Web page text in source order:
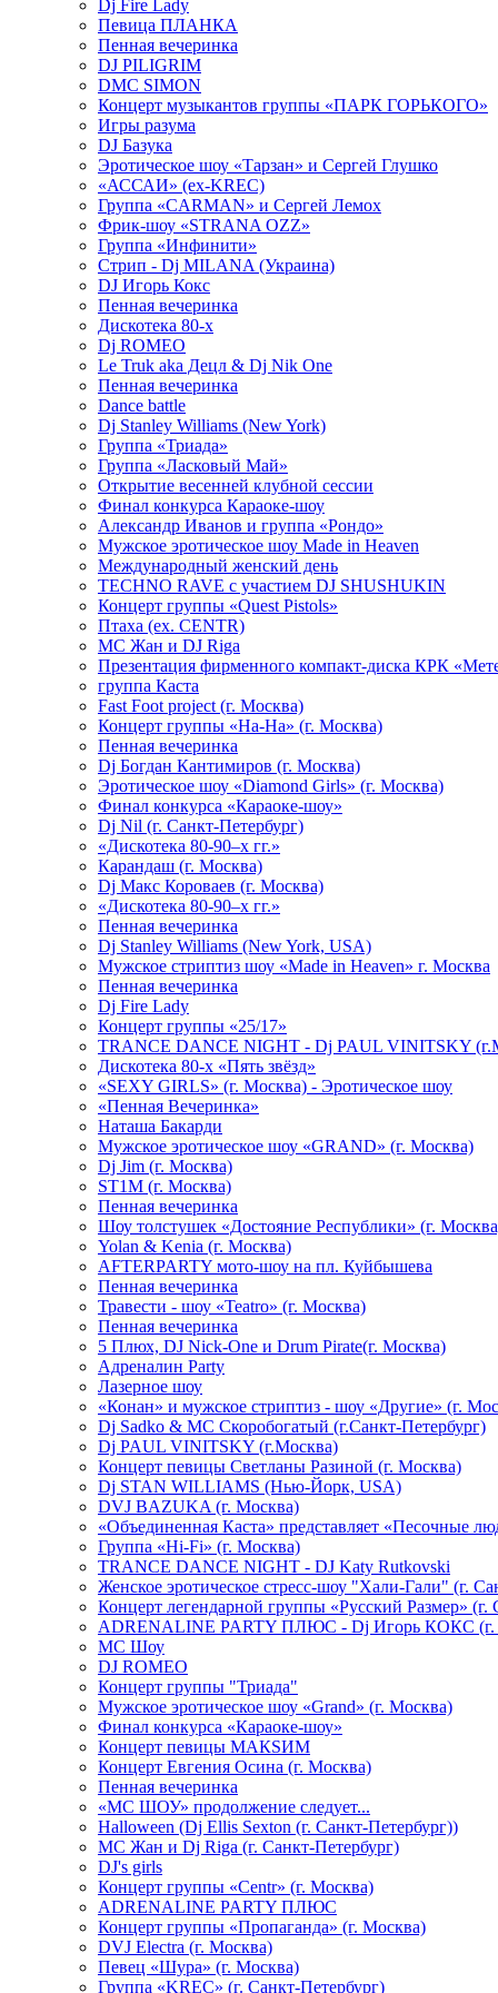
Dj Fire Lady
Певица ПЛАНКА
Пенная вечеринка
DJ PILIGRIM
DMC SIMON
Концерт музыкантов группы «ПАРК ГОРЬКОГО»
Игры разума
DJ Базука
Эротическое шоу «Тарзан» и Сергей Глушко
«АССАИ» (ex-KREC)
Группа «CARMAN» и Сергей Лемох
Фрик-шоу «STRANA OZZ»
Группа «Инфинити»
Стрип - Dj MILANA (Украина)
DJ Игорь Кокс
Пенная вечеринка
Дискотека 80-х
Dj ROMEO
Le Truk aka Децл & Dj Nik One
Пенная вечеринка
Dance battle
Dj Stanley Williams (New York)
Группа «Триада»
Группа «Ласковый Май»
Открытие весенней клубной сессии
Финал конкурса Караоке-шоу
Александр Иванов и группа «Рондо»
Мужское эротическое шоу Made in Heaven
Международный женский день
TECHNO RAVE с участием DJ SHUSHUKIN
Концерт группы «Quest Pistols»
Птаха (ex. CENTR)
МС Жан и DJ Riga
Презентация фирменного компакт-диска КРК
группа Каста
Fast Foot project (г. Москва)
Концерт группы «На-На» (г. Москва)
Пенная вечеринка
Dj Богдан Кантимиров (г. Москва)
Эротическое шоу «Diamond Girls» (г. Москва)
Финал конкурса «Караоке-шоу»
Dj Nil (г. Санкт-Петербург)
«Дискотека 80-90–х гг.»
Карандаш (г. Москва)
Dj Макс Короваев (г. Москва)
«Дискотека 80-90–х гг.»
Пенная вечеринка
Dj Stanley Williams (New York, USA)
Мужское стриптиз шоу «Made in Heaven» г. Москва
Пенная вечеринка
Dj Fire Lady
Концерт группы «25/17»
TRANCE DANCE NIGHT - Dj PAUL VINITSKY
Дискотека 80-х «Пять звёзд»
«SEXY GIRLS» (г. Москва) - Эротическое шоу
«Пенная Вечеринка»
Hаташа Бакарди
Мужское эротическое шоу «GRAND» (г. Москва)
Dj Jim (г. Москва)
ST1M (г. Москва)
Пенная вечеринка
Шоу толстушек «Достояние Республики» (г.
Yolan & Kenia (г. Москва)
AFTERPARTY мото-шоу на пл. Куйбышева
Пенная вечеринка
Травести - шоу «Teatro» (г. Москва)
Пенная вечеринка
5 Плюх, DJ Nick-One и Drum Pirate(г. Москва)
Адреналин Party
Лазерное шоу
«Конан» и мужское стриптиз - шоу «Другие» (г.
Dj Sadko & МС Скоробогатый (г.Санкт-Петербург)
Dj PAUL VINITSKY (г.Москва)
Концерт певицы Светланы Разиной (г. Москва)
Dj STAN WILLIAMS (Нью-Йорк, USA)
DVJ BAZUKA (г. Москва)
«Объединенная Каста» представляет «Песочные
Группа «Hi-Fi» (г. Москва)
TRANCE DANCE NIGHT - DJ Katy Rutkovski
Женское эротическое стресс-шоу "Хали-Гали" (г.
Концерт легендарной группы «Русский Размер» (г.
ADRENALINE PARTY ПЛЮС - Dj Игорь КОКС (г.
MC Шоу
DJ ROMEO
Концерт группы "Триада"
Мужское эротическое шоу «Grand» (г. Москва)
Финал конкурса «Караоке-шоу»
Концерт певицы МАКSИМ
Концерт Евгения Осина (г. Москва)
Пенная вечеринка
«МС ШОУ» продолжение следует...
Halloween (Dj Ellis Sexton (г. Санкт-Петербург))
МС Жан и Dj Riga (г. Санкт-Петербург)
DJ's girls
Концерт группы «Centr» (г. Москва)
ADRENALINE PARTY ПЛЮС
Концерт группы «Пропаганда» (г. Москва)
DVJ Electra (г. Москва)
Певец «Шура» (г. Москва)
Группа «KREC» (г. Санкт-Петербург)